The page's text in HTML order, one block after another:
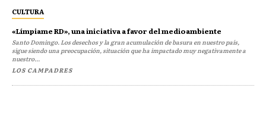
CULTURA
«Límpiame RD», una iniciativa a favor del medioambiente
Santo Domingo. Los desechos y la gran acumulación de basura en nuestro país,
sigue siendo una preocupación, situación que ha impactado muy negativamente a
nuestro...
LOS CAMPADRES